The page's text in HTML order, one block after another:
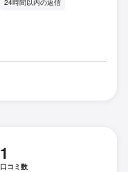
24時間以内の返信
1
口コミ数